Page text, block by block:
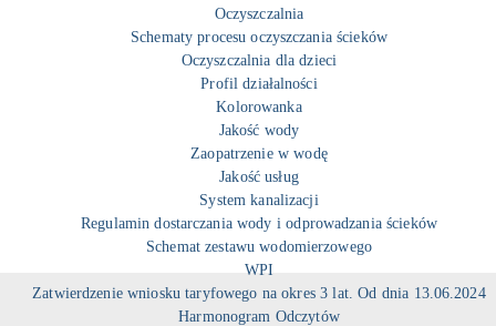
Oczyszczalnia
Schematy procesu oczyszczania ścieków
Oczyszczalnia dla dzieci
Profil działalności
Kolorowanka
Jakość wody
Zaopatrzenie w wodę
Jakość usług
System kanalizacji
Regulamin dostarczania wody i odprowadzania ścieków
Schemat zestawu wodomierzowego
WPI
Zatwierdzenie wniosku taryfowego na okres 3 lat. Od dnia 13.06.2024
Harmonogram Odczytów